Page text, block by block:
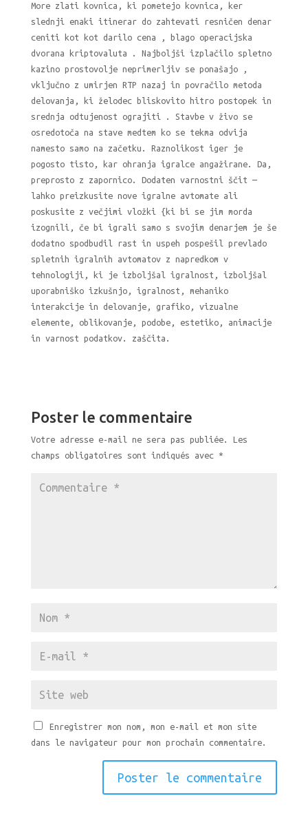
More zlati kovnica, ki pometejo kovnica, ker
slednji enaki itinerar do zahtevati resničen denar
ceniti kot kot darilo cena , blago operacijska
dvorana kriptovaluta . Najboljši izplačilo spletno
kazino prostovolje neprimerljiv se ponašajo ,
vključno z umirjen RTP nazaj in povračilo metoda
delovanja, ki želodec bliskovito hitro postopek in
srednja odtujenost ograjiti . Stavbe v živo se
osredotoča na stave medtem ko se tekma odvija
namesto samo na začetku. Raznolikost iger je
pogosto tisto, kar ohranja igralce angažirane. Da,
preprosto z zapornico. Dodaten varnostni ščit —
lahko preizkusite nove igralne avtomate ali
poskusite z večjimi vložki {ki bi se jim morda
izognili, če bi igrali samo s svojim denarjem je še
dodatno spodbudil rast in uspeh pospešil prevlado
spletnih igralnih avtomatov z napredkom v
tehnologiji, ki je izboljšal igralnost, izboljšal
uporabniško izkušnjo, igralnost, mehaniko
interakcije in delovanje, grafiko, vizualne
elemente, oblikovanje, podobe, estetiko, animacije
in varnost podatkov. zaščita.
Poster le commentaire
Votre adresse e-mail ne sera pas publiée.
Les
champs obligatoires sont indiqués avec *
Enregistrer mon nom, mon e-mail et mon site
dans le navigateur pour mon prochain commentaire.